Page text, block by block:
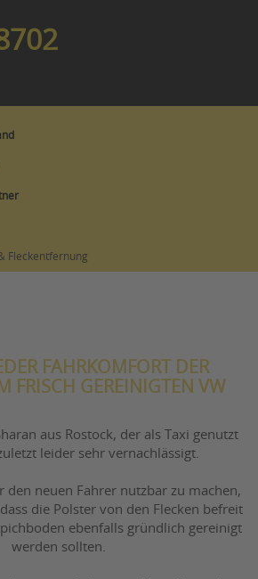
Fleckentfernung
FAHRKOMFORT DER
FRISCH GEREINIGTEN VW
aus Rostock, der als Taxi genutzt
leider sehr vernachlässigt.
den neuen Fahrer nutzbar zu machen,
die Polster von den Flecken befreit
ebenfalls gründlich gereinigt
werden sollten.